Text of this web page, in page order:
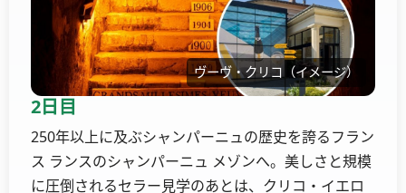
ヴーヴ・クリコ（イメージ）
2日目
250年以上に及ぶシャンパーニュの歴史を誇るフラン
ス ランスのシャンパーニュ メゾンへ。美しさと規模
に圧倒されるセラー見学のあとは、クリコ・イエロ